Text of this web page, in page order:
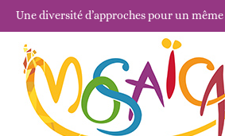
Une diversité d’approches pour un